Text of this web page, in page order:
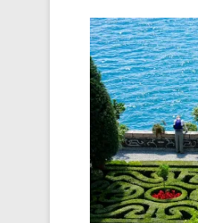
o
o
k